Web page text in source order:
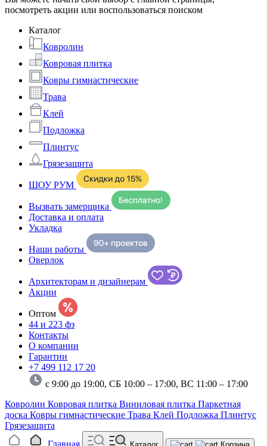
посмотреть акции или воспользоваться поиском
Каталог
Ковролин
Ковровая плитка
Ковры гимнастические
Трава
Клей
Подложка
Плинтус
Грязезащита
ШОУ РУМ
Вызвать замерщика
Доставка и оплата
Укладка
Наши работы
Оверлок
Архитекторам и дизайнерам
Акции
Оптом
44 и 223 фз
Контакты
О компании
Гарантии
+7 499 112 17 20
с 9:00 до 19:00, СБ 10:00 – 17:00, ВС 11:00 – 17:00
Ковролин Ковровая плитка Виниловая плитка Паркетная
доска Ковры гимнастические Трава Клей Подложка Плинтус
Грязезащита
Главная